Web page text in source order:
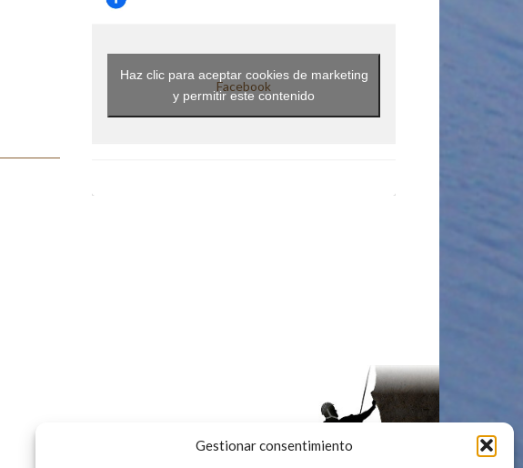
Gestionar consentimiento
Facebook
Haz clic para aceptar cookies de marketing
y permitir este contenido